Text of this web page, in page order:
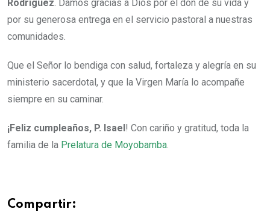
Rodriguez . Damos gracias a Dios por el don de su vida y
por su generosa entrega en el servicio pastoral a nuestras
comunidades.
Que el Señor lo bendiga con salud, fortaleza y alegría en su
ministerio sacerdotal, y que la Virgen María lo acompañe
siempre en su caminar.
¡Feliz cumpleaños, P. Isael! Con cariño y gratitud, toda la
familia de la Prelatura de Moyobamba
Compartir: